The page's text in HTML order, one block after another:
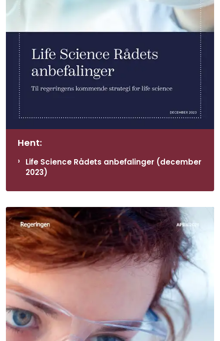
Hent:
Life Science Rådets anbefalinger (december
2023)